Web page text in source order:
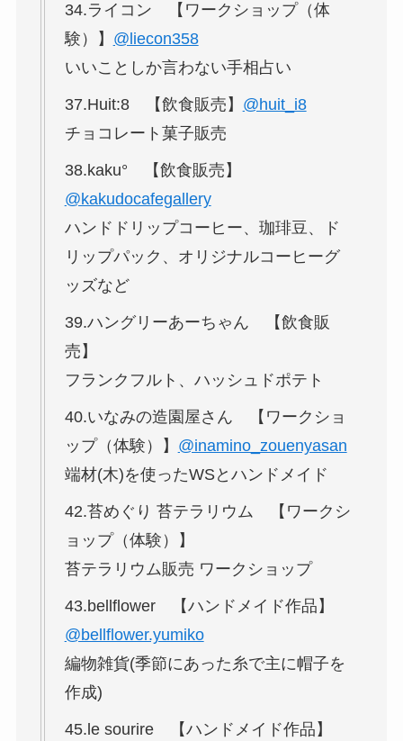
34.ライコン 【ワークショップ（体
験）】 @liecon358
いいことしか言わない手相占い
37.Huit:8 【飲食販売】 @huit_i8
チョコレート菓子販売
38.kaku° 【飲食販売】
@kakudocafegallery
ハンドドリップコーヒー、珈琲豆、ド
リップパック、オリジナルコーヒーグ
ッズなど
39.ハングリーあーちゃん 【飲食販
売】
フランクフルト、ハッシュドポテト
40.いなみの造園屋さん 【ワークショ
ップ（体験）】 @inamino_zouenyasan
端材(木)を使ったWSとハンドメイド
42.苔めぐり 苔テラリウム 【ワークシ
ョップ（体験）】
苔テラリウム販売 ワークショップ
43.bellflower 【ハンドメイド作品】
@bellflower.yumiko
編物雑貨(季節にあった糸で主に帽子を
作成)
45.le sourire 【ハンドメイド作品】